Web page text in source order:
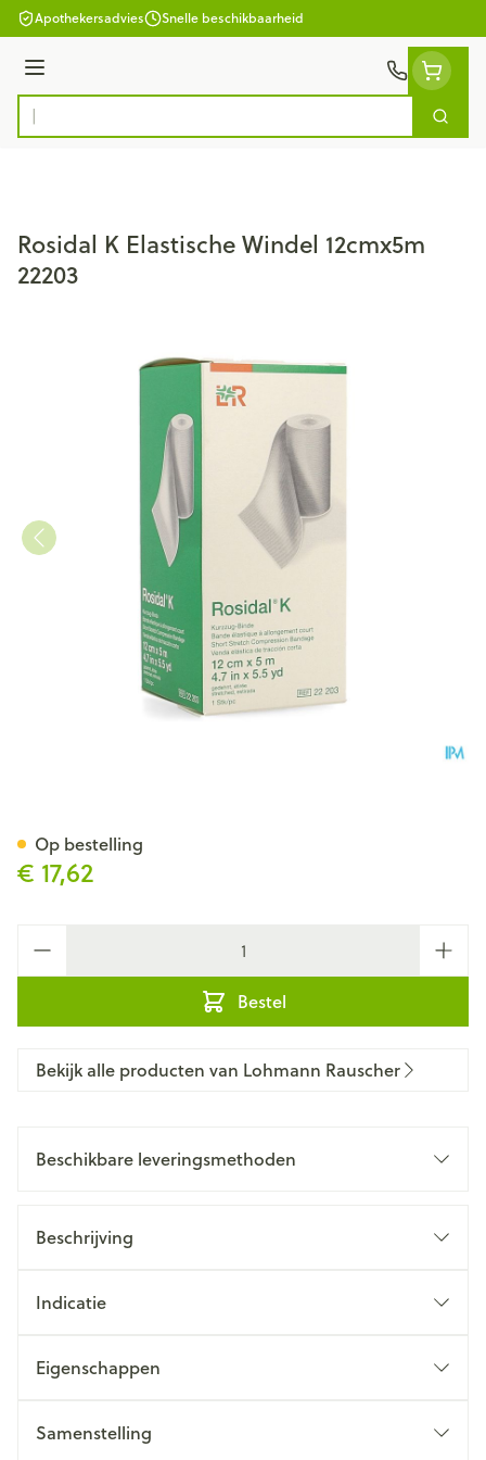
Ga naar de inhoud
Apothekersadvies Snelle beschikbaarheid
Menu
Product, merk, categorie... Zoek
Rosidal K Elastische Windel 12cmx5m
22203
€ 17,62
Bestel
Op bestelling
Bekijk alle producten van Lohmann Rauscher
Beschikbare leveringsmethoden
Beschrijving
Indicatie
Eigenschappen
Samenstelling